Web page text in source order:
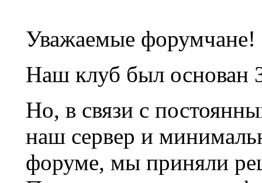
Уважаемые форумчане!
Наш клуб был основан
Но, в связи с
наш сервер и
форуме, мы приняли